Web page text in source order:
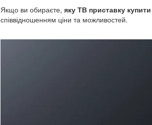
Якщо ви обираєте, яку ТВ приставку
співвідношенням ціни та можливостей.